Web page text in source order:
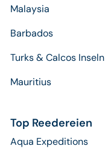
Malaysia
Barbados
Turks & Calcos Inseln
Mauritius
Top Reedereien
Aqua Expeditions